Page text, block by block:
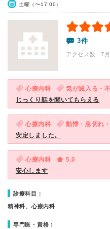
土曜（〜17:00）
3件
アクセス数 7
心療内科 気が滅入る・
じっくり話を聞いてもらえる
心療内科 動悸・息切れ
安定しました。
心療内科
5.0
安心します
診療科目：
精神科、心療内科
専門医・資格：